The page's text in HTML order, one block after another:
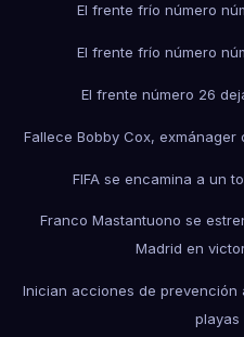
El frente frío número
El frente frío número
El frente número 26
Fallece Bobby Cox,
FIFA se encamina a un
Franco Mastantuono se
Madrid en
Inician acciones de
playas